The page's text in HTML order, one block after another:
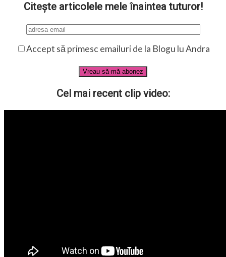
Citește articolele mele înaintea tuturor!
Accept să primesc emailuri de la Blogu lu Andra
Cel mai recent clip video: